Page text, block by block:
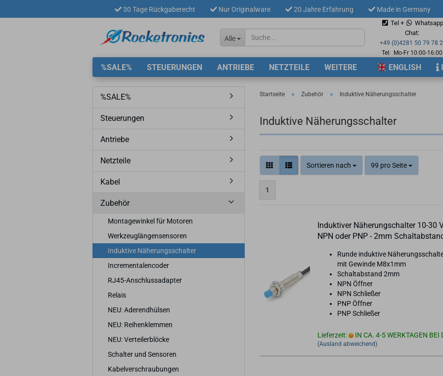
30 Tage Rückgaberecht Nur Originalware 20 Jahre Erfahrung Made in Germany
Sprache auswählen
Lieferland
Alle
Tel +
Whatsapp
Chat:
+49 (0)4281 50 79 78 2
Tel: Mo-Fr 10:00-16:00
%SALE% STEUERUNGEN ANTRIEBE NETZTEILE ENGLISH
WEITERE
Startseite » Zubehör » Induktive Näherungsschalter
Induktive Näherungsschalter
Sortieren nach 99 pro Seite
1
In­duk­ti­ver Nä­he­rungs­chal­ter 10-30
NPN oder PNP - 2mm
Runde in­duk­ti­ve
mit Ge­win­de M8x1mm
Schalt­ab­stand 2mm
NPN Öff­ner
NPN Schlie­ßer
PNP Öff­ner
PNP Schlie­ßer
Lieferzeit: IN CA. 4-5 WERKTAGEN BEI
(Ausland abweichend)
%SALE%
Steuerungen
Antriebe
Netzteile
Kabel
Zubehör
Montagewinkel für Motoren
Werkzeuglängensensoren
Induktive Näherungsschalter
Incrementalencoder
RJ45-Anschlussadapter
Relais
NEU: Aderendhülsen
NEU: Reihenklemmen
NEU: Verteilerblöcke
Schalter und Sensoren
Kabelverschraubungen